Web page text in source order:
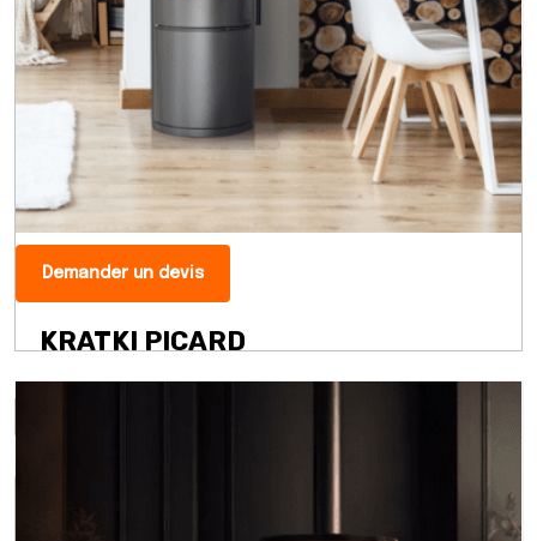
Demander un devis
KRATKI PICARD